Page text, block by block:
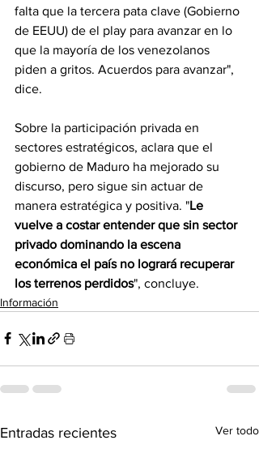
falta que la tercera pata clave (Gobierno
de EEUU) de el play para avanzar en lo
que la mayoría de los venezolanos
piden a gritos. Acuerdos para avanzar",
dice.
Sobre la participación privada en
sectores estratégicos, aclara que el
gobierno de Maduro ha mejorado su
discurso, pero sigue sin actuar de
manera estratégica y positiva. "Le
vuelve a costar entender que sin sector
privado dominando la escena
económica el país no logrará recuperar
los terrenos perdidos", concluye.
Información
Entradas recientes Ver todo